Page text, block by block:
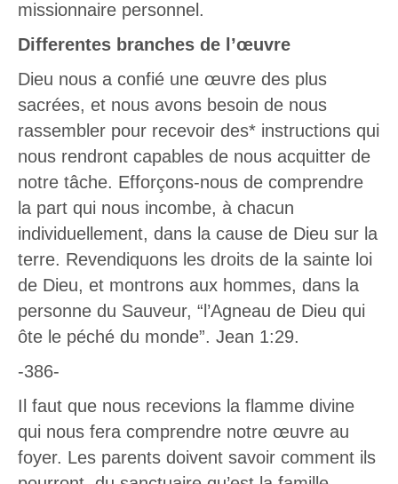
missionnaire personnel.
Differentes branches de l’œuvre
Dieu nous a confié une œuvre des plus
sacrées, et nous avons besoin de nous
rassembler pour recevoir des* instructions qui
nous rendront capables de nous acquitter de
notre tâche. Efforçons-nous de comprendre
la part qui nous incombe, à chacun
individuellement, dans la cause de Dieu sur la
terre. Revendiquons les droits de la sainte loi
de Dieu, et montrons aux hommes, dans la
personne du Sauveur, “l’Agneau de Dieu qui
ôte le péché du monde”. Jean 1:29.
-386-
Il faut que nous recevions la flamme divine
qui nous fera comprendre notre œuvre au
foyer. Les parents doivent savoir comment ils